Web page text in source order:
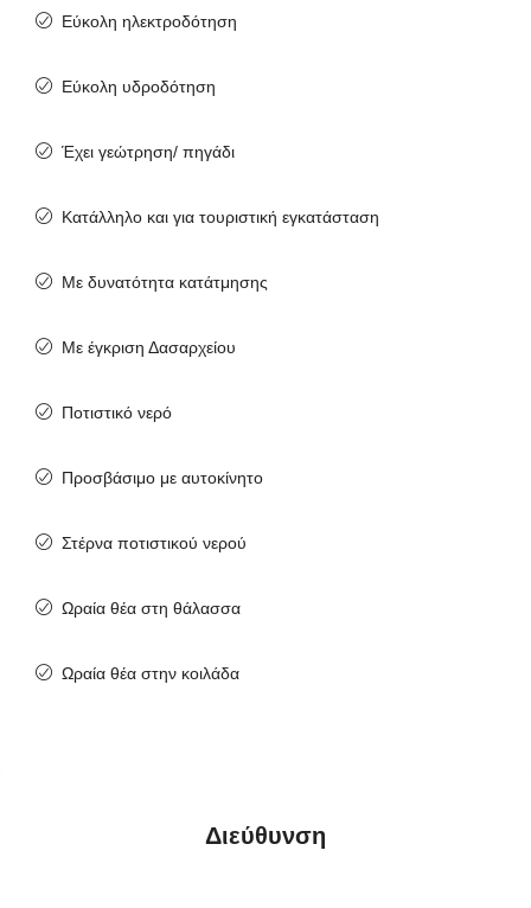
Εύκολη ηλεκτροδότηση
Εύκολη υδροδότηση
Έχει γεώτρηση/ πηγάδι
Κατάλληλο και για τουριστική εγκατάσταση
Με δυνατότητα κατάτμησης
Με έγκριση Δασαρχείου
Ποτιστικό νερό
Προσβάσιμο με αυτοκίνητο
Στέρνα ποτιστικού νερού
Ωραία θέα στη θάλασσα
Ωραία θέα στην κοιλάδα
Διεύθυνση